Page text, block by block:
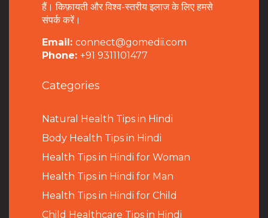
हैं। किफ़ायती और विश्व-स्तरीय इलाज के लिए हमसे
संपर्क करें।
Email: connect@gomedii.com
Phone: +91 9311101477
Categories
Natural Health Tips in Hindi
Body Health Tips in Hindi
Health Tips in Hindi for Woman
Health Tips in Hindi for Man
Health Tips in Hindi for Child
Child Healthcare Tips in Hindi